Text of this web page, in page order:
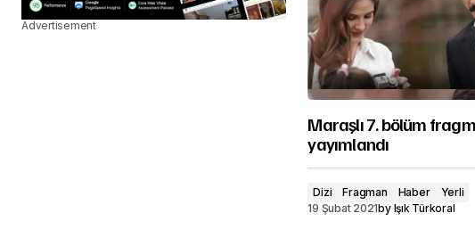
Advertisement
Maraşlı 7. bölüm
yayımlandı
Dizi Fragman Haber
Yerli
19 Şubat 2021by Işık Türkoral